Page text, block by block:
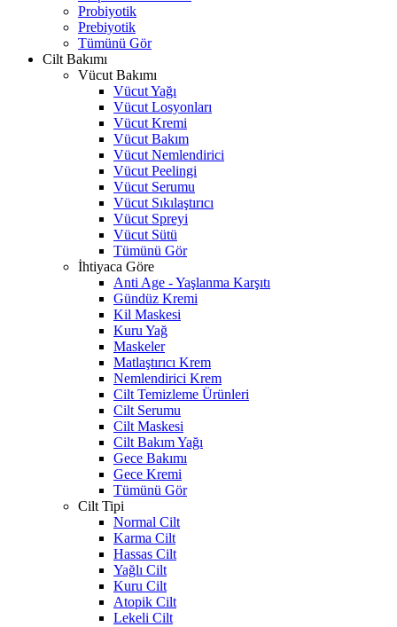
Probiyotik
Prebiyotik
Tümünü Gör
Cilt Bakımı
Vücut Bakımı
Vücut Yağı
Vücut Losyonları
Vücut Kremi
Vücut Bakım
Vücut Nemlendirici
Vücut Peelingi
Vücut Serumu
Vücut Sıkılaştırıcı
Vücut Spreyi
Vücut Sütü
Tümünü Gör
İhtiyaca Göre
Anti Age - Yaşlanma Karşıtı
Gündüz Kremi
Kil Maskesi
Kuru Yağ
Maskeler
Matlaştırıcı Krem
Nemlendirici Krem
Cilt Temizleme Ürünleri
Cilt Serumu
Cilt Maskesi
Cilt Bakım Yağı
Gece Bakımı
Gece Kremi
Tümünü Gör
Cilt Tipi
Normal Cilt
Karma Cilt
Hassas Cilt
Yağlı Cilt
Kuru Cilt
Atopik Cilt
Lekeli Cilt